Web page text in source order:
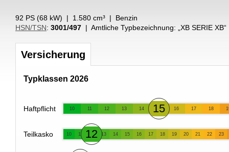
92 PS (68 kW) | 1.580 cm³ | Benzin
HSN/TSN: 3001/497 | Amtliche Typbezeichnung: „ XB SERIE XB“
Versicherung
Typklassen 2026
Haftpflicht 10 11 12 13 14 15 16 17 18
Teilkasko 10 11 12 13 14 15 16 17 18 19 20 21 22 23